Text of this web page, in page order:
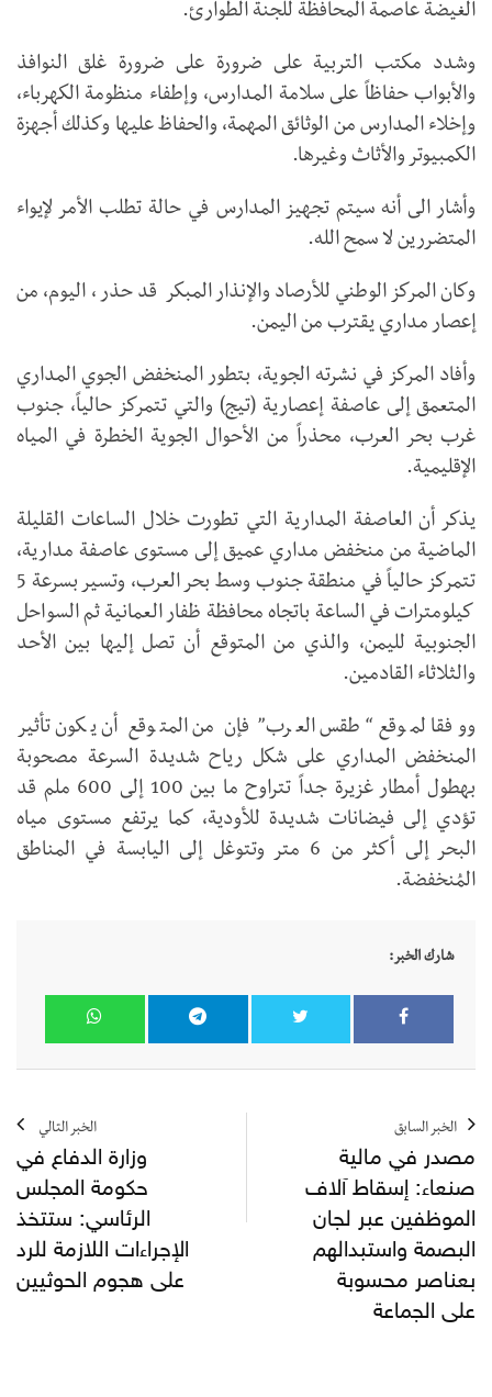
الغيضة عاصمة المحافظة للجنة الطوارئ.
وشدد مكتب التربية على ضرورة على ضرورة غلق النوافذ
والأبواب حفاظاً على سلامة المدارس، وإطفاء منظومة الكهرباء،
وإخلاء المدارس من الوثائق المهمة، والحفاظ عليها وكذلك أجهزة
الكمبيوتر والأثاث وغيرها.
وأشار الى أنه سيتم تجهيز المدارس في حالة تطلب الأمر لإيواء
المتضررين لا سمح الله.
وكان المركز الوطني للأرصاد والإنذار المبكر قد حذر ، اليوم، من
إعصار مداري يقترب من اليمن.
وأفاد المركز في نشرته الجوية، بتطور المنخفض الجوي المداري
المتعمق إلى عاصفة إعصارية (تيج) والتي تتمركز حالياً، جنوب
غرب بحر العرب، محذراً من الأحوال الجوية الخطرة في المياه
الإقليمية.
يذكر أن العاصفة المدارية التي تطورت خلال الساعات القليلة
الماضية من منخفض مداري عميق إلى مستوى عاصفة مدارية،
تتمركز حالياً في منطقة جنوب وسط بحر العرب، وتسير بسرعة 5
كيلومترات في الساعة باتجاه محافظة ظفار العمانية ثم السواحل
الجنوبية لليمن، والذي من المتوقع أن تصل إليها بين الأحد
والثلاثاء القادمين.
ووفقا لموقع “طقس العرب” فإن من المتوقع أن يكون تأثير
المنخفض المداري على شكل رياح شديدة السرعة مصحوبة
بهطول أمطار غزيرة جداً تتراوح ما بين 100 إلى 600 ملم قد
تؤدي إلى فيضانات شديدة للأودية، كما يرتفع مستوى مياه
البحر إلى أكثر من 6 متر وتتوغل إلى اليابسة في المناطق
المُنخفضة.
شارك الخبر:
الخبر السابق
مصدر في مالية
صنعاء: إسقاط آلاف
الموظفين عبر لجان
البصمة واستبدالهم
بعناصر محسوبة
على الجماعة
الخبر التالي
وزارة الدفاع في
حكومة المجلس
الرئاسي: ستتخذ
الإجراءات اللازمة للرد
على هجوم الحوثيين